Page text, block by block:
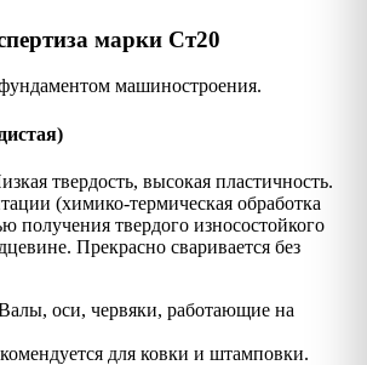
марки Ст20
машиностроения.
твердость, высокая пластичность.
(химико-термическая обработка
получения твердого износостойкого
Прекрасно сваривается без
оси, червяки, работающие на
для ковки и штамповки.